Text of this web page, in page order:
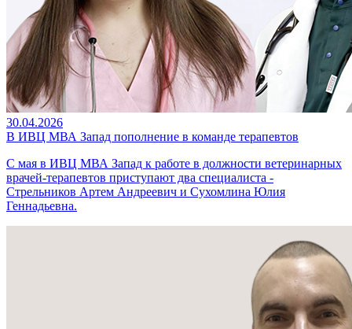
30.04.2026
В ИВЦ МВА Запад пополнение в команде терапевтов
С мая в ИВЦ МВА Запад к работе в должности ветеринарных
врачей-терапевтов приступают два специалиста -
Стрельников Артем Андреевич и Сухомлина Юлия
Геннадьевна.